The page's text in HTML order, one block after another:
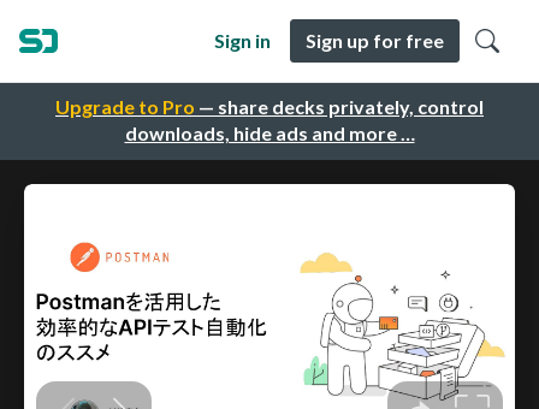
Upgrade to Pro — share decks privately, control
downloads, hide ads and more …
Sign in Sign up for free